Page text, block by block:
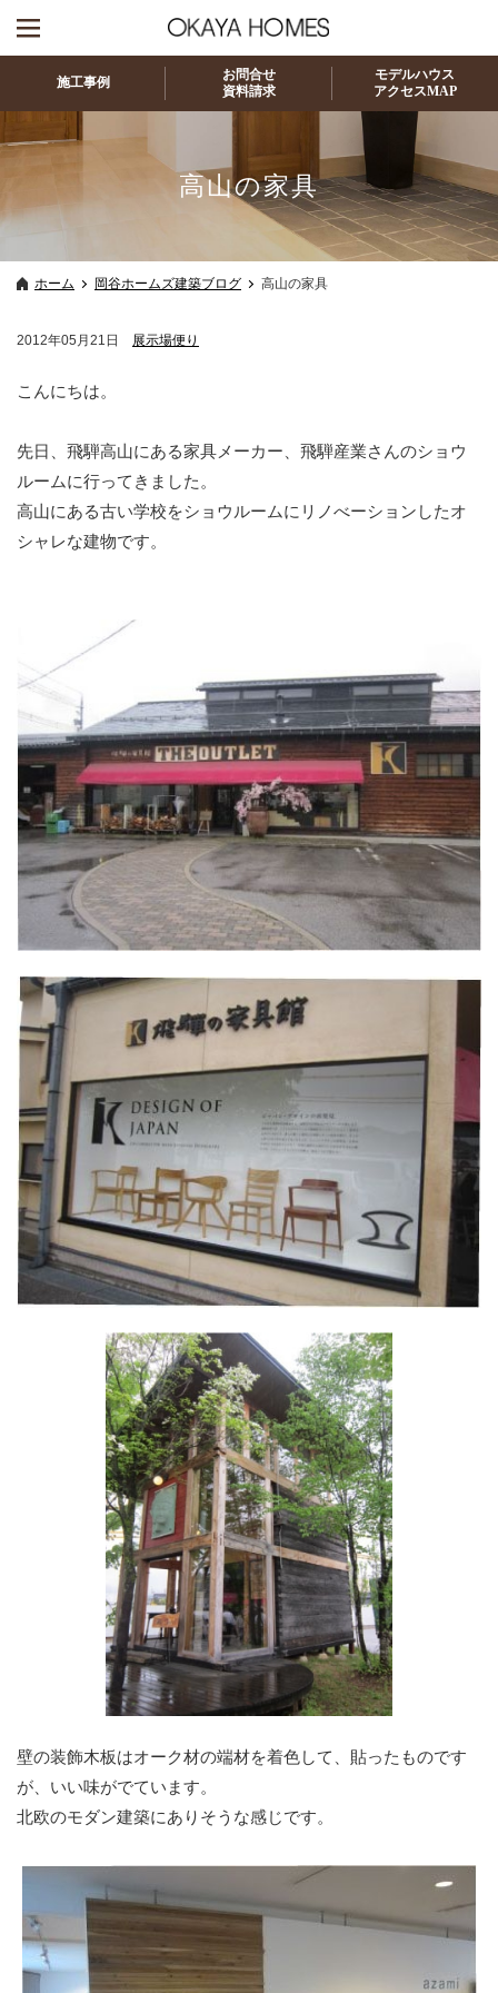
施工事例
お問合せ
資料請求
モデルハウス
アクセスMAP
高山の家具
ホーム 岡谷ホームズ建築ブログ 高山の家具
2012年05月21日 展示場便り
こんにちは。
先日、飛騨高山にある家具メーカー、飛騨産業さんのショウ
ルームに行ってきました。
高山にある古い学校をショウルームにリノべーションしたオ
シャレな建物です。
壁の装飾木板はオーク材の端材を着色して、貼ったものです
が、いい味がでています。
北欧のモダン建築にありそうな感じです。